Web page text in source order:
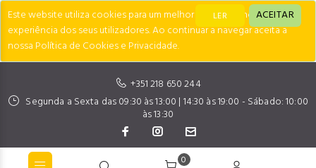
Este website utiliza cookies para um melhor desempenho e
experiência dos seus utilizadores. Ao continuar a navegar aceita a
nossa Política de Cookies e Privacidade.
LER ACEITAR
+351 218 650 244
Segunda a Sexta das 09:30 às 13:00 | 14:30 às 19:00 - Sábado: 10:00
às 13:30
0